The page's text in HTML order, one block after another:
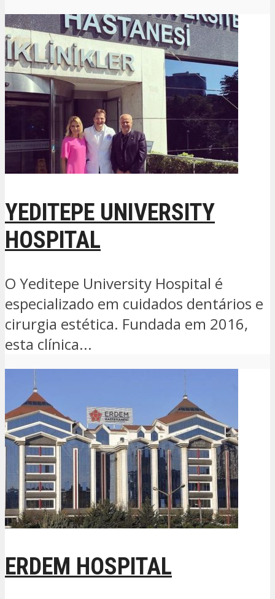
YEDITEPE UNIVERSITY
HOSPITAL
O Yeditepe University Hospital é
especializado em cuidados dentários e
cirurgia estética. Fundada em 2016,
esta clínica...
ERDEM HOSPITAL